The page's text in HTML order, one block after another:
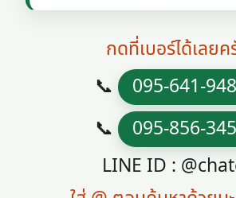
กดที่เบอร์ได้เลยค
📞 095-641-
📞 095-856-
LINE ID :